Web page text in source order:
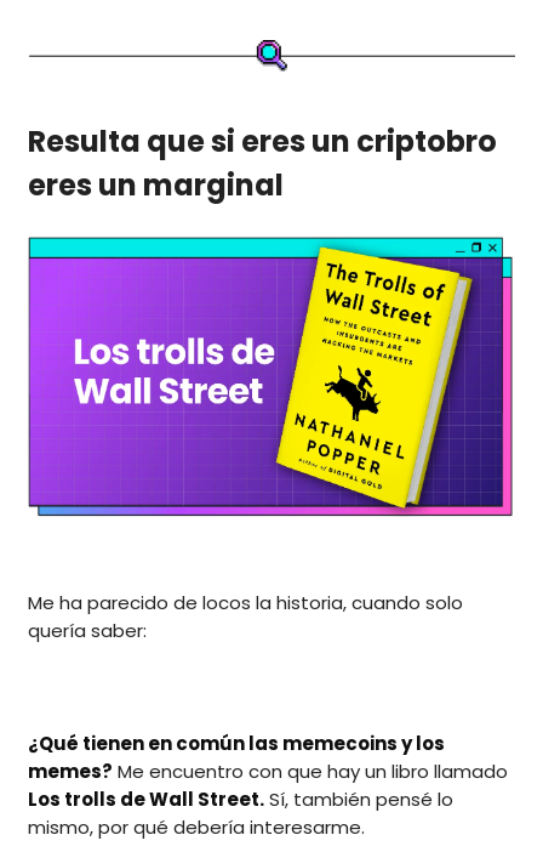
Resulta que si eres un criptobro
eres un marginal
Me ha parecido de locos la historia, cuando solo
quería saber:
¿Qué tienen en común las memecoins y los
memes? Me encuentro con que hay un libro llamado
Los trolls de Wall Street.Sí, también pensé lo
mismo, por qué debería interesarme.